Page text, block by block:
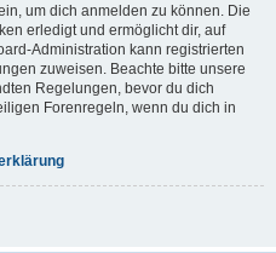
um dich anmelden zu können. Die
erledigt und ermöglicht dir, auf
Administration kann registrierten
zuweisen. Beachte bitte unsere
Regelungen, bevor du dich
Forenregeln, wenn du dich in